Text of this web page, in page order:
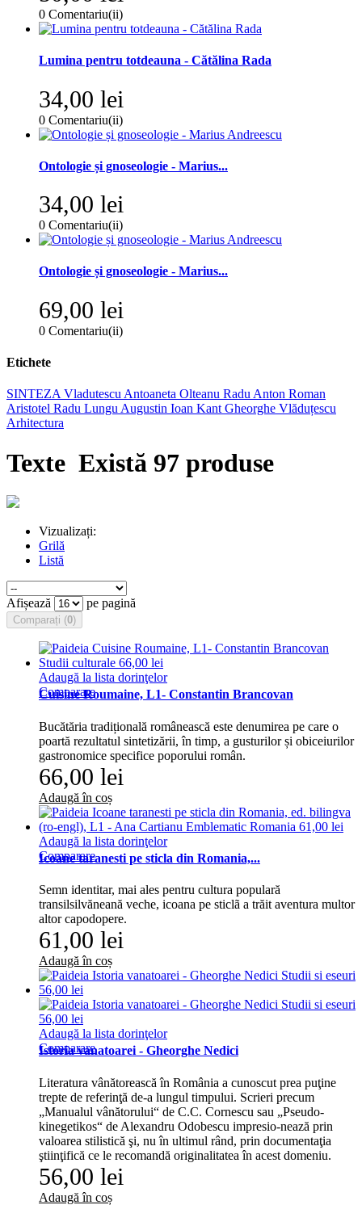
0 Comentariu(ii)
Lumina pentru totdeauna - Cătălina Rada
34,00 lei
0 Comentariu(ii)
Ontologie și gnoseologie - Marius...
34,00 lei
0 Comentariu(ii)
Ontologie și gnoseologie - Marius...
69,00 lei
0 Comentariu(ii)
Etichete
SINTEZA Vladutescu Antoaneta Olteanu Radu Anton Roman
Aristotel Radu Lungu Augustin Ioan Kant Gheorghe Vlăduțescu
Arhitectura
Texte Există 97 produse
Vizualizați:
Grilă
Listă
Afișează pe pagină
Comparați (0)
Adaugă la lista dorinţelor
Comparare
Cuisine Roumaine, L1- Constantin Brancovan
Bucătăria tradițională românească este denumirea pe care o
poartă rezultatul sintetizării, în timp, a gusturilor și obiceiurilor
gastronomice specifice poporului român.
66,00 lei
Adaugă în coș
Adaugă la lista dorinţelor
Comparare
Icoane taranesti pe sticla din Romania,...
Semn identitar, mai ales pentru cultura populară
transilsilvăneană veche, icoana pe sticlã a trăit aventura multor
altor capodopere.
61,00 lei
Adaugă în coș
Adaugă la lista dorinţelor
Comparare
Istoria vanatoarei - Gheorghe Nedici
Literatura vânătorească în România a cunoscut prea puţine
trepte de referinţă de-a lungul timpului. Scrieri precum
„Manualul vânătorului“ de C.C. Cornescu sau „Pseudo-
kinegetikos“ de Alexandru Odobescu impresio-nează prin
valoarea stilistică şi, nu în ultimul rând, prin documentaţia
ştiinţifică ce le recomandă originalitatea în acest domeniu.
56,00 lei
Adaugă în coș